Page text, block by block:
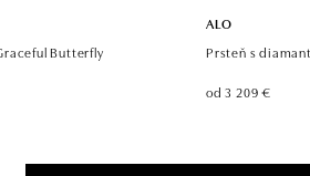
Butterfly
ALO
Prsteň s
od 3 209 €